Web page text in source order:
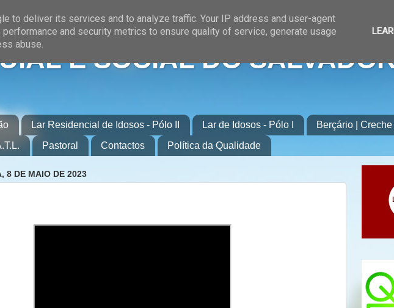
E SOCIAL DO
Lar Residencial de Idosos - Pólo II Lar de Idosos - Pólo I Berçário | Creche
Pastoral Contactos Política da Qualidade
8 DE MAIO DE 2023
to deliver its services and to analyze traffic. Your IP address and user-agent
and security metrics to ensure quality of service, generate usage
abuse.